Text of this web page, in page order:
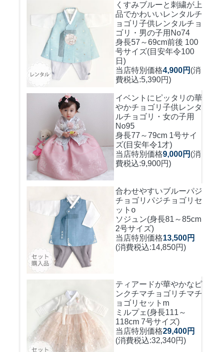
くすみブルーと刺繍が上
品でかわいいレンタルチ
ョゴリ 子供レンタルチョ
ゴリ・男の子用No74
身長57～69cm前後 100
号サイズ(目安年令100
日)
当店特別価格4,900円 (消
費税込:5,390円)
イベントにピッタリの華
やかチョゴリ 子供レンタ
ルチョゴリ・女の子用
No95
身長77～79cm 1号サイ
ズ(目安年令1才)
当店特別価格9,000円 (消
費税込:9,900円)
合わせやすいブルーパジ
チョゴリ パジチョゴリセ
ットo
ソジュン(身長81～85cm
2号サイズ)
当店特別価格13,500円
(消費税込:14,850円)
ティアードが華やかなピ
ンクチマチョゴリ チマチ
ョゴリセットm
ミルプェ(身長111～
118cm 7号サイズ)
当店特別価格29,400円
(消費税込:32,340円)